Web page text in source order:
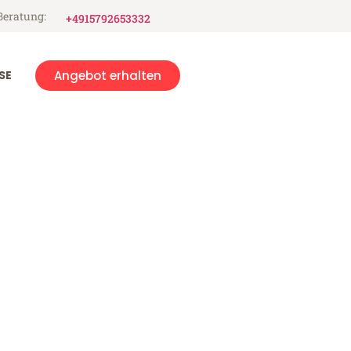
+4915792653332
Angebot erhalten